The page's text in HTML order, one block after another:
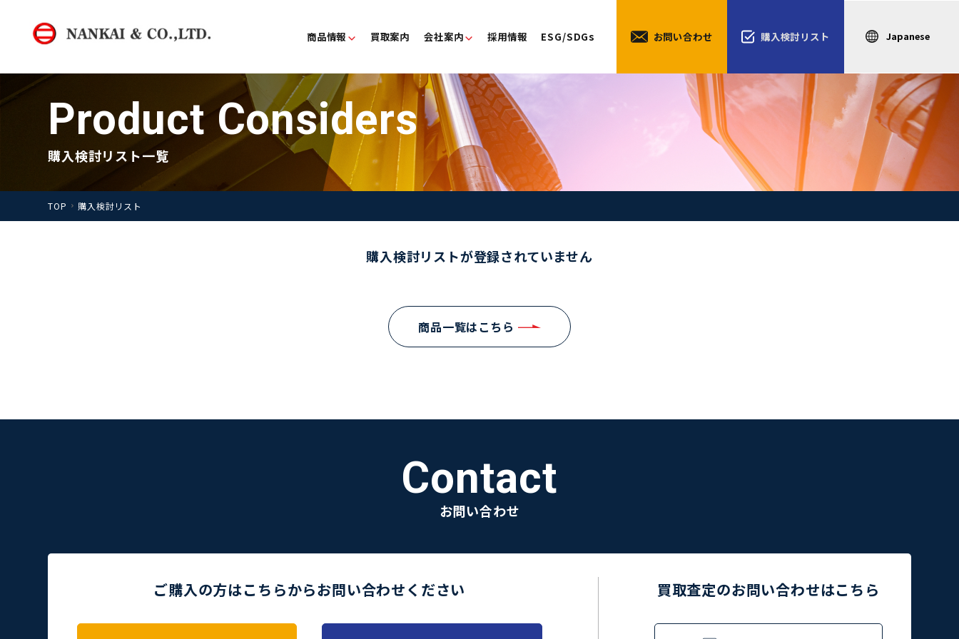
商品情報 買取案内 会社案内 採用情報 ESG/SDGs お問い合わせ 購入検討リスト
Product Considers
購入検討リスト一覧
TOP 購入検討リスト
購入検討リストが登録されていません
商品一覧はこちら
Contact
お問い合わせ
ご購入の方はこちらからお問い合わせください 買取査定のお問い合わせはこちら